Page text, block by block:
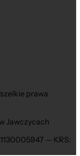
prawa
Jawczycach
— KRS: